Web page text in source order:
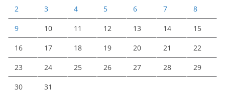
2 3 4 5 6 7 8
9 10 11 12 13 14 15
16 17 18 19 20 21 22
23 24 25 26 27 28 29
30 31